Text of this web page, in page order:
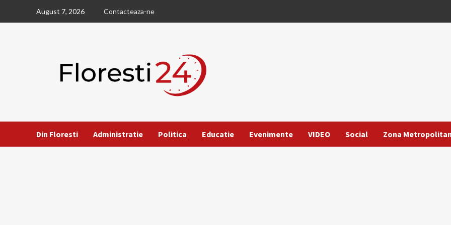
August 7, 2026 Contacteaza-ne
Din Floresti Administratie Politica Educatie Evenimente VIDEO Social Zona